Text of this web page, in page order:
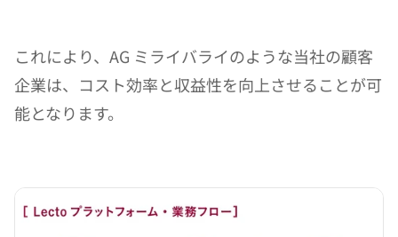
これにより、AG ミライバライのような当社の顧客
企業は、コスト効率と収益性を向上させることが可
能となります。